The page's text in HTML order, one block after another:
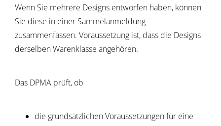
Wenn Sie mehrere Designs entworfen haben, können
Sie diese in einer Sammelanmeldung
zusammenfassen. Voraussetzung ist, dass die Designs
derselben Warenklasse angehören.
Das DPMA prüft, ob
die grundsätzlichen Voraussetzungen für eine